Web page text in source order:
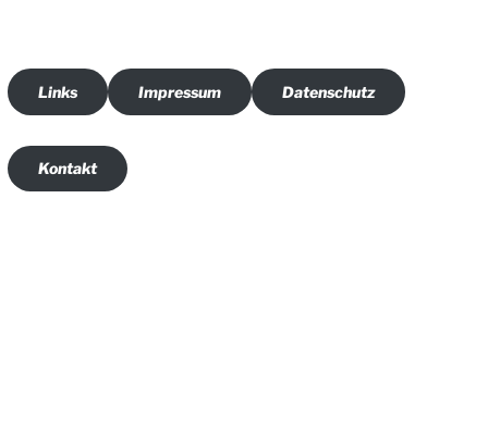
Links Impressum Datenschutz
Kontakt